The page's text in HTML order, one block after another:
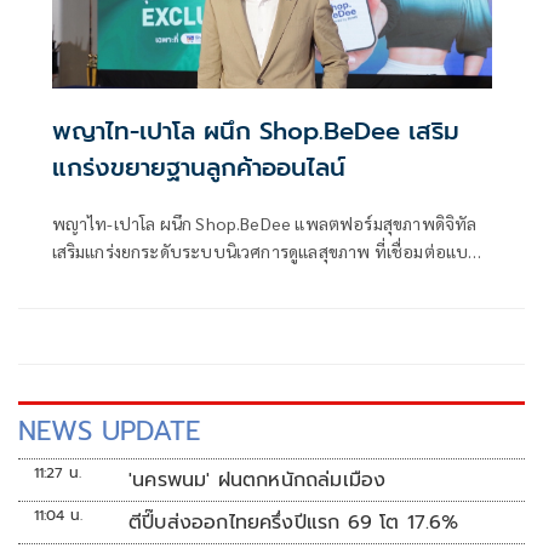
พญาไท-เปาโล ผนึก Shop.BeDee เสริม
แกร่งขยายฐานลูกค้าออนไลน์
พญาไท-เปาโล ผนึก Shop.BeDee แพลตฟอร์มสุขภาพดิจิทัล
เสริมแกร่งยกระดับระบบนิเวศการดูแลสุขภาพ ที่เชื่อมต่อแบบ
NEWS UPDATE
11:27 น. 'นครพนม' ฝนตกหนักถล่มเมือง
11:04 น. ตีปี๊บส่งออกไทยครึ่งปีแรก 69 โต 17.6%